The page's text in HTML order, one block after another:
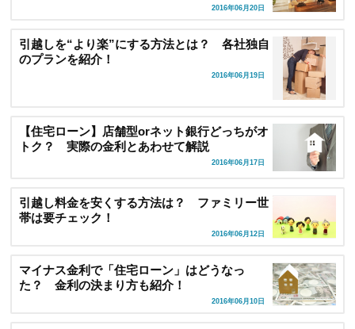
2016年06月20日
引越しを“より楽”にする方法とは？ 各社独自
のプランを紹介！
2016年06月19日
【住宅ローン】店舗型orネット銀行どっちがオ
トク？ 実際の金利とあわせて解説
2016年06月17日
引越し料金を安くする方法は？ ファミリー世
帯は要チェック！
2016年06月12日
マイナス金利で「住宅ローン」はどうなっ
た？ 金利の決まり方も紹介！
2016年06月10日